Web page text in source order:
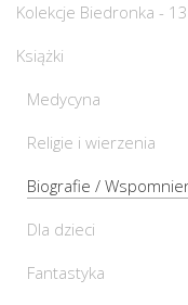
Kolekcje Biedronka -
Książki
Medycyna
Religie i wierzenia
Biografie /
Dla dzieci
Fantastyka